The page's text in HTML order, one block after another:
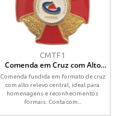
CMTF1
Comenda em Cruz com Alto
Relevo e Fita de Gorgurão –
Personalizável
Comenda fundida em formato de cruz
com alto relevo central, ideal para
homenagens e reconhecimentos
formais. Conta com...